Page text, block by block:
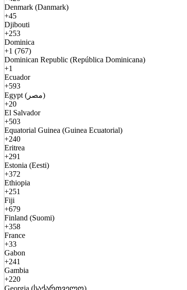
Denmark (Danmark)
+45
Djibouti
+253
Dominica
+1 (767)
Dominican Republic (República Dominicana)
+1
Ecuador
+593
Egypt (مصر)
+20
El Salvador
+503
Equatorial Guinea (Guinea Ecuatorial)
+240
Eritrea
+291
Estonia (Eesti)
+372
Ethiopia
+251
Fiji
+679
Finland (Suomi)
+358
France
+33
Gabon
+241
Gambia
+220